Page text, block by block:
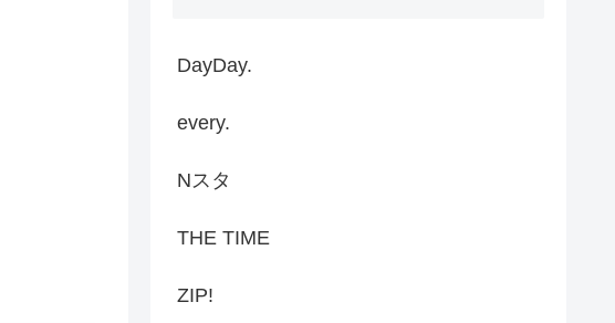
DayDay.
every.
Nスタ
THE TIME
ZIP!